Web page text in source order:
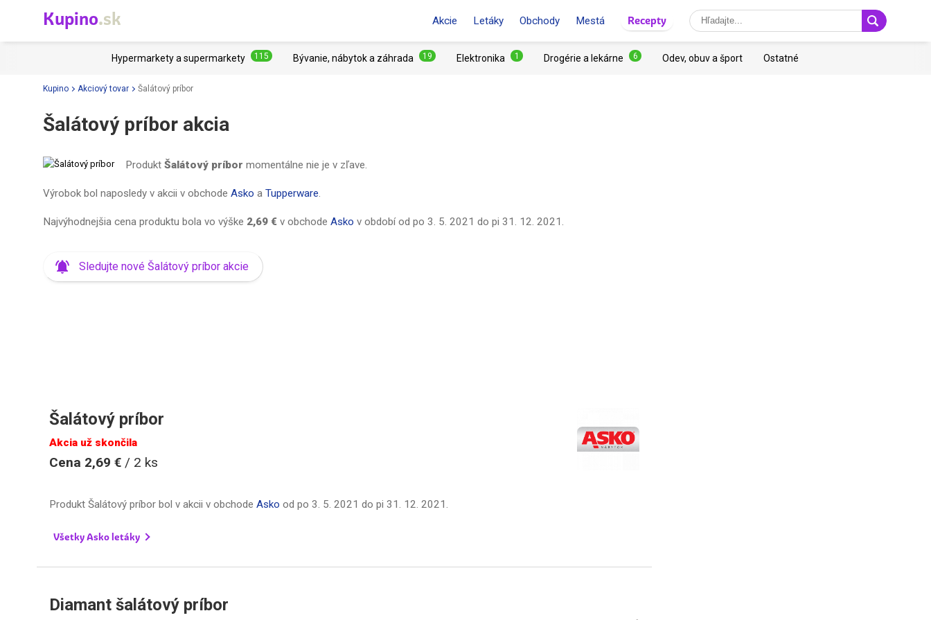
Kupino.sk Akcie Letáky Obchody Mestá Recepty
Hypermarkety a supermarkety 115 Bývanie, nábytok a záhrada 19 Elektronika 1 Drogérie a lekárne 6 Odev, obuv a šport Ostatné
Kupino Akciový tovar Šalátový príbor
Šalátový príbor akcia
Produkt Šalátový príbor momentálne nie je v zľave.
Výrobok bol naposledy v akcii v obchode Asko a Tupperware.
Najvýhodnejšia cena produktu bola vo výške 2,69 € v obchode Asko v období od po 3. 5. 2021 do pi 31. 12. 2021 .
Sledujte nové Šalátový príbor akcie
Šalátový príbor
Akcia už skončila
Cena 2,69 € / 2 ks
Produkt Šalátový príbor bol v akcii v obchode Asko od po 3. 5. 2021 do pi 31. 12. 2021 .
Všetky Asko letáky
Diamant šalátový príbor